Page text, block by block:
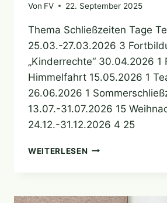
Von FV 22. September 2025
Thema Schließzeiten Tage
25.03.-27.03.2026 3
„Kinderrechte“ 30.04.2026 1
Himmelfahrt 15.05.2026 1
26.06.2026 1
13.07.-31.07.2026 15
24.12.-31.12.2026 4 25
WEITERLESENSCHLIESSZEITEN 2